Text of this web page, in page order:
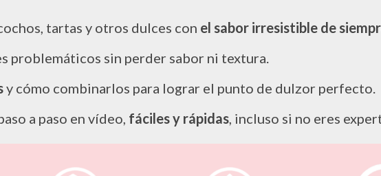
tartas y otros dulces con el sabor irresistible de
problemáticos sin perder sabor ni textura.
y cómo combinarlos para lograr el punto de dulzor perfecto.
a paso en vídeo, fáciles y rápidas, incluso si no eres